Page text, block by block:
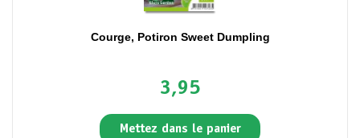
Courge, Potiron Sweet Dumpling
3,95
Mettez dans le panier